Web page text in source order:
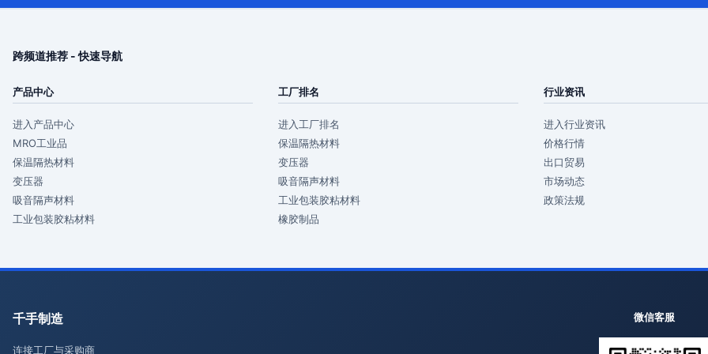
跨频道推荐 - 快速导航
产品中心
进入产品中心
MRO工业品
保温隔热材料
变压器
吸音隔声材料
工业包装胶粘材料
工厂排名
进入工厂排名
保温隔热材料
变压器
吸音隔声材料
工业包装胶粘材料
橡胶制品
行业资讯
进入行业资讯
价格行情
出口贸易
市场动态
政策法规
千手制造
连接工厂与采购商
微信客服